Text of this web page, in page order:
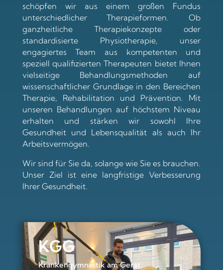
schöpfen wir aus einem großen Fundus
unterschiedlicher Therapieformen. Ob
ganzheitliche Therapiekonzepte oder
standardisierte Physiotherapie, unser
engagiertes Team aus kompetenten und
speziell qualifizierten Therapeuten bietet Ihnen
vielseitige Behandlungsmethoden auf
wissenschaftlicher Grundlage in den Bereichen
Therapie, Rehabilitation und Prävention. Mit
unseren Behandlungen auf höchstem Niveau
erhalten und stärken wir sowohl Ihre
Gesundheit und Lebensqualität als auch Ihr
Arbeitsvermögen.
Wir sind für Sie da, solange wie Sie es brauchen.
Unser Ziel ist eine langfristige Verbesserung
Ihrer Gesundheit.
KGG
Krankengymnastik am Gerät